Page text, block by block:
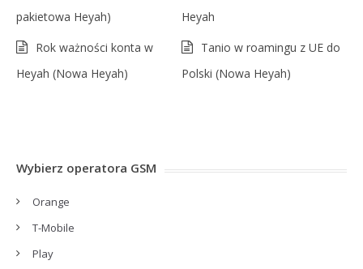
pakietowa Heyah)
Heyah
Rok ważności konta w
Heyah (Nowa Heyah)
Tanio w roamingu z UE do
Polski (Nowa Heyah)
Wybierz operatora GSM
Orange
T-Mobile
Play